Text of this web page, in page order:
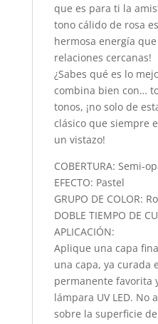
que es para ti la
tono cálido de rosa
hermosa energía
relaciones cercanas!
¿Sabes qué es lo
combina bien con…
tonos, ¡no solo de
clásico que siempre
un vistazo!
COBERTURA: Semi-
EFECTO: Pastel
GRUPO DE COLOR:
DOBLE TIEMPO DE
APLICACIÓN:
Aplique una capa
una capa, ya curada
permanente favorita
lámpara UV LED. No
sobre la superficie